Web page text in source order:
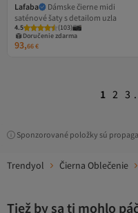
Lafaba
Dámske čierne midi
saténové šaty s detailom uzla
4.5 (103)
Doručenie zdarma
93,66€
1 2 3
Sponzorované položky sú
Trendyol Čierna Oblečenie
Tiež by sa ti mohlo